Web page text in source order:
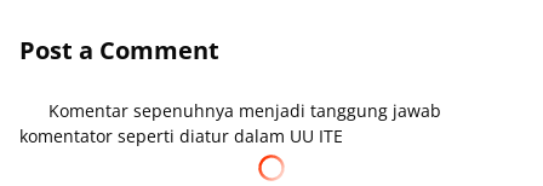
Post a Comment
Komentar sepenuhnya menjadi tanggung jawab
komentator seperti diatur dalam UU ITE